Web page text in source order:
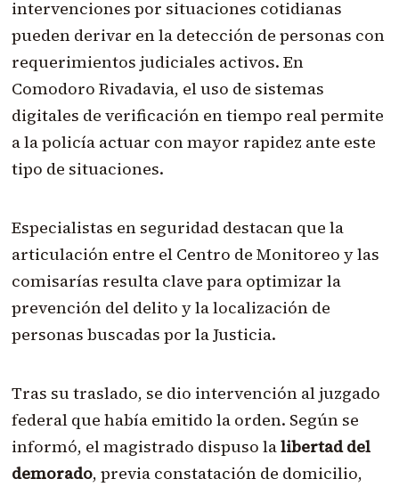
intervenciones por situaciones cotidianas
pueden derivar en la detección de personas con
requerimientos judiciales activos. En
Comodoro Rivadavia, el uso de sistemas
digitales de verificación en tiempo real permite
a la policía actuar con mayor rapidez ante este
tipo de situaciones.
Especialistas en seguridad destacan que la
articulación entre el Centro de Monitoreo y las
comisarías resulta clave para optimizar la
prevención del delito y la localización de
personas buscadas por la Justicia.
Tras su traslado, se dio intervención al juzgado
federal que había emitido la orden. Según se
informó, el magistrado dispuso lalibertad del
demorado, previa constatación de domicilio,